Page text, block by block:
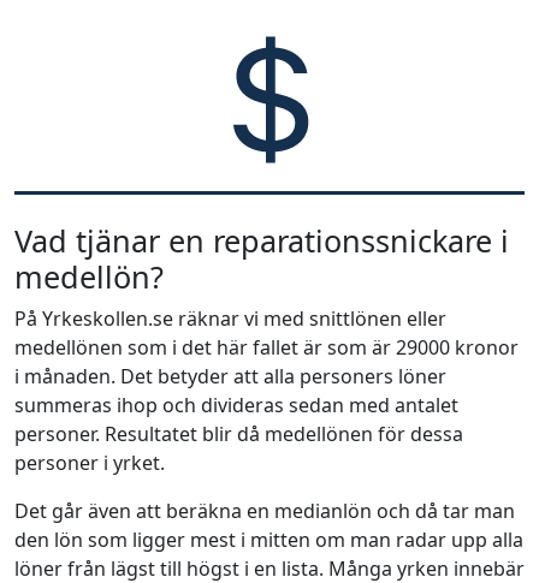
Vad tjänar en reparationssnickare i
medellön?
På Yrkeskollen.se räknar vi med snittlönen eller
medellönen som i det här fallet är som är 29000 kronor
i månaden. Det betyder att alla personers löner
summeras ihop och divideras sedan med antalet
personer. Resultatet blir då medellönen för dessa
personer i yrket.
Det går även att beräkna en medianlön och då tar man
den lön som ligger mest i mitten om man radar upp alla
löner från lägst till högst i en lista. Många yrken innebär